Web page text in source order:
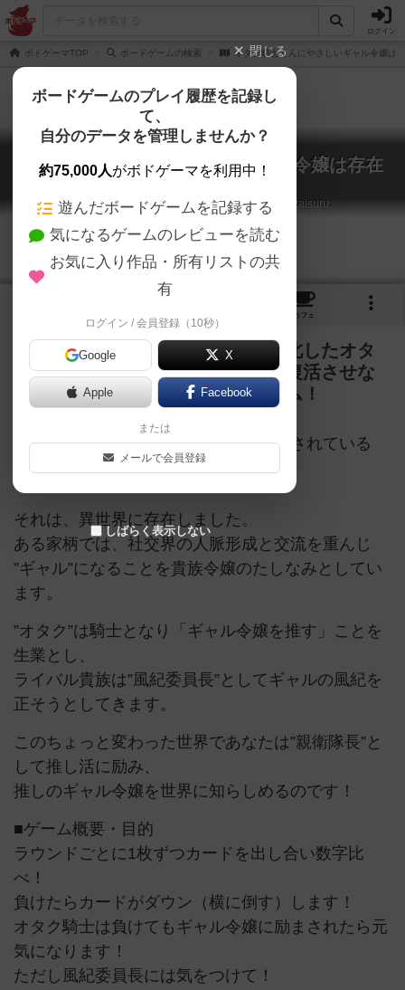
ログイン
ボドゲーマTOP ボードゲームの検索 オタク騎士くんにやさしいギャル令嬢は
オタク騎士くんにやさしいギャル令嬢は存在
Otakukishikun ni yasashii gyarureijou ha sonzaisuru.
カフェ
カードを出し合い数字バトル！敗北したオタ
ク騎士くんをギャル令嬢の応援で復活させな
がら得点リソースにする対戦ゲーム！
我々の世界ではつねづね存在を疑問視されている
”オタクにやさしいギャル”————
それは、異世界に存在しました。
ある家柄では、社交界の人脈形成と交流を重んじ
”ギャル”になることを貴族令嬢のたしなみとしてい
ます。
”オタク”は騎士となり「ギャル令嬢を推す」ことを
生業とし、
ライバル貴族は”風紀委員長”としてギャルの風紀を
正そうとしてきます。
このちょっと変わった世界であなたは”親衛隊長”と
して推し活に励み、
推しのギャル令嬢を世界に知らしめるのです！
■ゲーム概要・目的
ラウンドごとに1枚ずつカードを出し合い数字比
べ！
負けたらカードがダウン（横に倒す）します！
オタク騎士は負けてもギャル令嬢に励まされたら元
気になります！
ただし風紀委員長には気をつけて！
閉じる
ボードゲームのプレイ履歴を記録し
て、
自分のデータを管理しませんか？
約75,000人がボドゲーマを利用中！
遊んだボードゲームを記録する
気になるゲームのレビューを読む
お気に入り作品・所有リストの共
有
ログイン / 会員登録（10秒）
Google X
Apple Facebook
または
メールで会員登録
しばらく表示しない